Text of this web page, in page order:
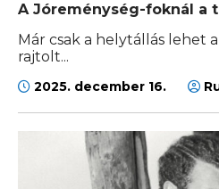
A Jóreménység-foknál a
Már csak a helytállás lehet
rajtolt...
2025. december 16.